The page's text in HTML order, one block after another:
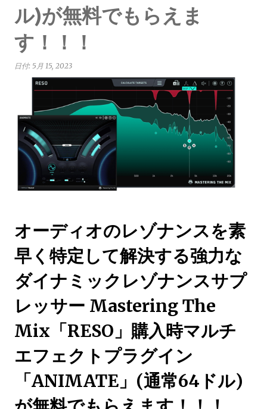
ル)が無料でもらえま
す！！！
日付: 5月 15, 2023
オーディオのレゾナンスを素
早く特定して解決する強力な
ダイナミックレゾナンスサプ
レッサー Mastering The
Mix「RESO」購入時マルチ
エフェクトプラグイン
「ANIMATE」(通常64ドル)